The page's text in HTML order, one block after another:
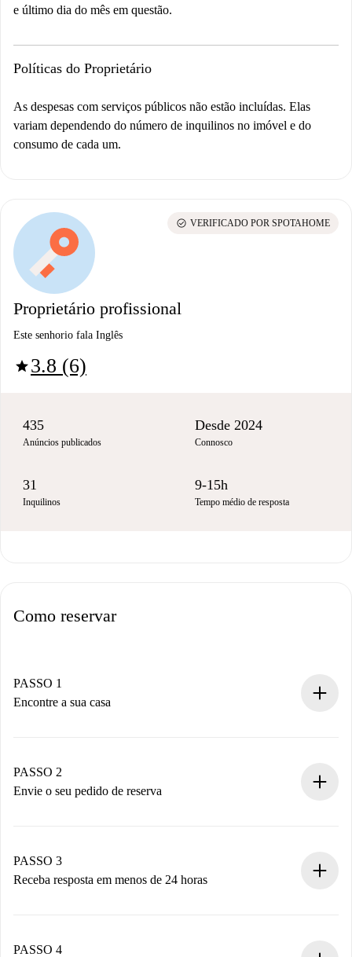
e último dia do mês em questão.
Políticas do Proprietário
As despesas com serviços públicos não estão incluídas. Elas
variam dependendo do número de inquilinos no imóvel e do
consumo de cada um.
Proprietário profissional
Este senhorio fala Inglês
star3.8 (6)
check_circle VERIFICADO POR SPOTAHOME
435
Anúncios publicados
Desde 2024
Connosco
31
Inquilinos
9-15h
Tempo médio de resposta
Como reservar
PASSO 1
Encontre a sua casa
Você tem todas as informações necessárias
antecipadamente.
PASSO 2
Envie o seu pedido de reserva
Não cobramos nada até que o proprietário confirme.
PASSO 3
Receba resposta em menos de 24 horas
proprietário.
PASSO 4